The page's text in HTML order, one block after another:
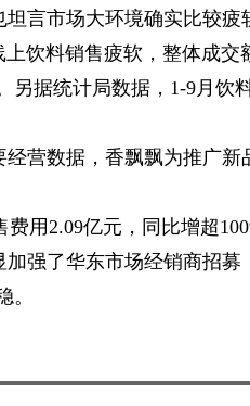
言市场大环境确实比较疲
饮料销售疲软，整体成交
另据统计局数据，1-9月饮
营数据，香飘飘为推广新
用2.09亿元，同比增超
强了华东市场经销商招募
。